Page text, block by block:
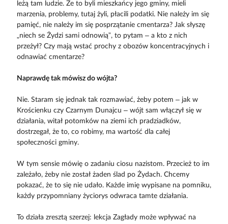
leżą tam ludzie. Że to byli mieszkańcy jego gminy, mieli
marzenia, problemy, tutaj żyli, płacili podatki. Nie należy im się
pamięć, nie należy im się posprzątanie cmentarza? Jak słyszę
„niech se Żydzi sami odnowią”, to pytam – a kto z nich
przeżył? Czy mają wstać prochy z obozów koncentracyjnych i
odnawiać cmentarze?
Naprawdę tak mówisz do wójta?
Nie. Staram się jednak tak rozmawiać, żeby potem – jak w
Krościenku czy Czarnym Dunajcu – wójt sam włączył się w
działania, witał potomków na ziemi ich pradziadków,
dostrzegał, że to, co robimy, ma wartość dla całej
społeczności gminy.
W tym sensie mówię o zadaniu ciosu nazistom. Przecież to im
zależało, żeby nie został żaden ślad po Żydach. Chcemy
pokazać, że to się nie udało. Każde imię wypisane na pomniku,
każdy przypomniany życiorys odwraca tamte działania.
To działa zresztą szerzej: lekcja Zagłady może wpływać na